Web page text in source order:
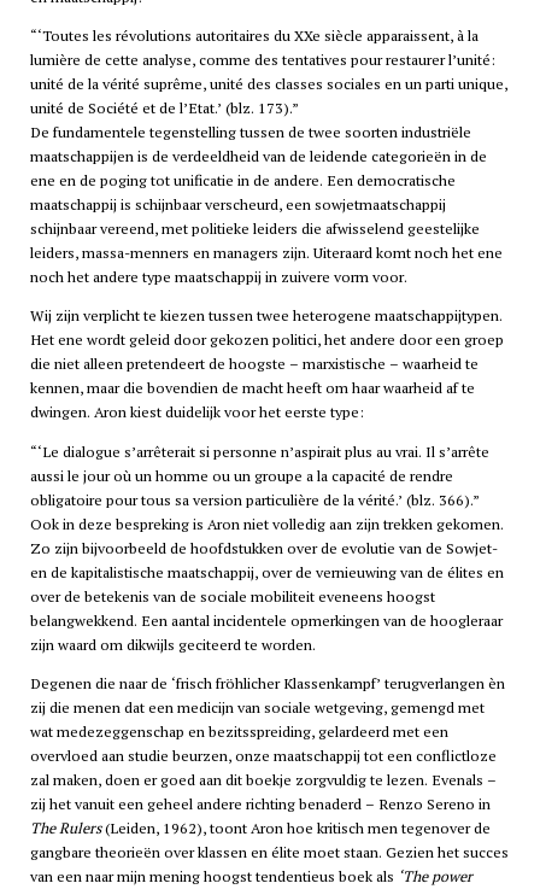
‘Toutes les révolutions autoritaires du XXe siècle apparaissent, à la
lumière de cette analyse, comme des tentatives pour restaurer l’unité:
unité de la vérité suprême, unité des classes sociales en un parti unique,
unité de Société et de l’Etat.’ (blz. 173).
De fundamentele tegenstelling tussen de twee soorten industriële
maatschappijen is de verdeeldheid van de leidende categorieën in de
ene en de poging tot unificatie in de andere. Een democratische
maatschappij is schijnbaar verscheurd, een sowjetmaatschappij
schijnbaar vereend, met politieke leiders die afwisselend geestelijke
leiders, massa-menners en managers zijn. Uiteraard komt noch het ene
noch het andere type maatschappij in zuivere vorm voor.
Wij zijn verplicht te kiezen tussen twee heterogene maatschappijtypen.
Het ene wordt geleid door gekozen politici, het andere door een groep
die niet alleen pretendeert de hoogste – marxistische – waarheid te
kennen, maar die bovendien de macht heeft om haar waarheid af te
dwingen. Aron kiest duidelijk voor het eerste type:
‘Le dialogue s’arrêterait si personne n’aspirait plus au vrai. Il s’arrête
aussi le jour où un homme ou un groupe a la capacité de rendre
obligatoire pour tous sa version particulière de la vérité.’ (blz. 366).
Ook in deze bespreking is Aron niet volledig aan zijn trekken gekomen.
Zo zijn bijvoorbeeld de hoofdstukken over de evolutie van de Sowjet-
en de kapitalistische maatschappij, over de vernieuwing van de élites en
over de betekenis van de sociale mobiliteit eveneens hoogst
belangwekkend. Een aantal incidentele opmerkingen van de hoogleraar
zijn waard om dikwijls geciteerd te worden.
Degenen die naar de ‘frisch fröhlicher Klassenkampf’ terugverlangen èn
zij die menen dat een medicijn van sociale wetgeving, gemengd met
wat medezeggenschap en bezitsspreiding, gelardeerd met een
overvloed aan studie beurzen, onze maatschappij tot een conflictloze
zal maken, doen er goed aan dit boekje zorgvuldig te lezen. Evenals –
zij het vanuit een geheel andere richting benaderd – Renzo Sereno in
The Rulers(Leiden, 1962), toont Aron hoe kritisch men tegenover de
gangbare theorieën over klassen en élite moet staan. Gezien het succes
van een naar mijn mening hoogst tendentieus boek als ‘The power